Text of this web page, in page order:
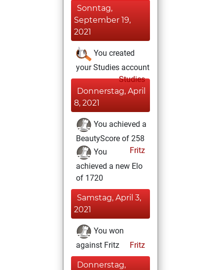
Sonntag,
September 19,
2021
You created
your Studies account
Studies
Donnerstag, April
8, 2021
You achieved a
BeautyScore of 258
Fritz
You
achieved a new Elo
of 1720
Samstag, April 3,
2021
You won
against Fritz
Fritz
Donnerstag,